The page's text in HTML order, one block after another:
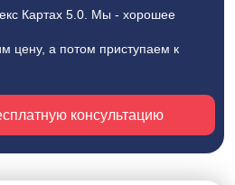
Картах 5.0. Мы - хорошее
цену, а потом приступаем к
консультацию